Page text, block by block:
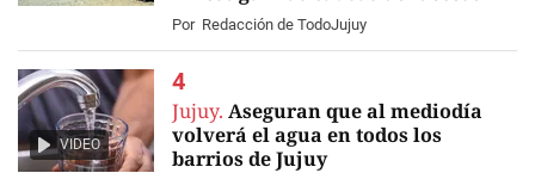
Por Redacción de TodoJujuy
VIDEO
Jujuy. Aseguran que al mediodía
volverá el agua en todos los
barrios de Jujuy